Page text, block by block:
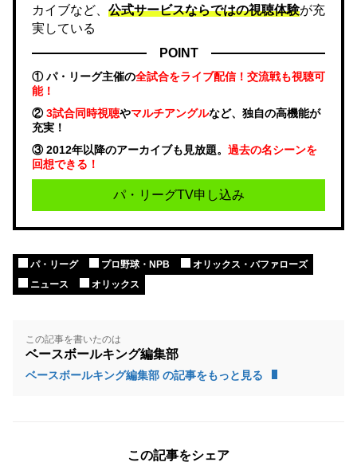
カイブなど、 公式サービスならではの視聴体験が充
実している
POINT
① パ・リーグ主催の全試合をライブ配信！交流戦も視聴可
能！
②3試合同時視聴やマルチアングルなど、独自の高機能が
充実！
③ 2012年以降のアーカイブも見放題。 過去の名シーンを
回想できる！
パ・リーグTV申し込み
パ・リーグ プロ野球・NPB
オリックス・バファローズ
ニュース
オリックス
この記事を書いたのは
ベースボールキング編集部
ベースボールキング編集部 の記事をもっと見る
この記事をシェア